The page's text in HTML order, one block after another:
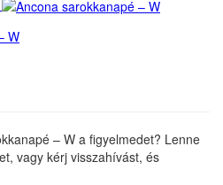
W
– W a figyelmedet? Lenne
vagy kérj visszahívást, és